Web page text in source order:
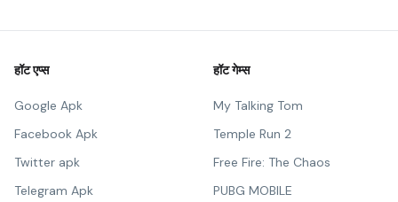
हॉट एप्स
Google Apk
Facebook Apk
Twitter apk
Telegram Apk
हॉट गेम्स
My Talking Tom
Temple Run 2
Free Fire: The Chaos
PUBG MOBILE